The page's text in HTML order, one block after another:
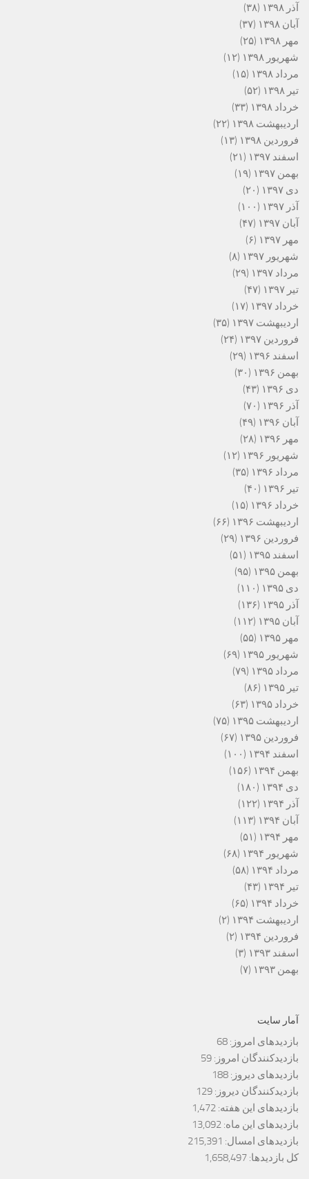
آذر ۱۳۹۸
(۳۸)
آبان ۱۳۹۸
(۳۷)
مهر ۱۳۹۸
(۲۵)
شهریور ۱۳۹۸
(۱۲)
مرداد ۱۳۹۸
(۱۵)
تیر ۱۳۹۸
(۵۲)
خرداد ۱۳۹۸
(۳۳)
اردیبهشت ۱۳۹۸
(۲۲)
فروردین ۱۳۹۸
(۱۳)
اسفند ۱۳۹۷
(۲۱)
بهمن ۱۳۹۷
(۱۹)
دی ۱۳۹۷
(۲۰)
آذر ۱۳۹۷
(۱۰۰)
آبان ۱۳۹۷
(۴۷)
مهر ۱۳۹۷
(۶)
شهریور ۱۳۹۷
(۸)
مرداد ۱۳۹۷
(۲۹)
تیر ۱۳۹۷
(۴۷)
خرداد ۱۳۹۷
(۱۷)
اردیبهشت ۱۳۹۷
(۳۵)
فروردین ۱۳۹۷
(۲۴)
اسفند ۱۳۹۶
(۲۹)
بهمن ۱۳۹۶
(۳۰)
دی ۱۳۹۶
(۴۳)
آذر ۱۳۹۶
(۷۰)
آبان ۱۳۹۶
(۴۹)
مهر ۱۳۹۶
(۲۸)
شهریور ۱۳۹۶
(۱۲)
مرداد ۱۳۹۶
(۳۵)
تیر ۱۳۹۶
(۴۰)
خرداد ۱۳۹۶
(۱۵)
اردیبهشت ۱۳۹۶
(۶۶)
فروردین ۱۳۹۶
(۲۹)
اسفند ۱۳۹۵
(۵۱)
بهمن ۱۳۹۵
(۹۵)
دی ۱۳۹۵
(۱۱۰)
آذر ۱۳۹۵
(۱۳۶)
آبان ۱۳۹۵
(۱۱۲)
مهر ۱۳۹۵
(۵۵)
شهریور ۱۳۹۵
(۶۹)
مرداد ۱۳۹۵
(۷۹)
تیر ۱۳۹۵
(۸۶)
خرداد ۱۳۹۵
(۶۳)
اردیبهشت ۱۳۹۵
(۷۵)
فروردین ۱۳۹۵
(۶۷)
اسفند ۱۳۹۴
(۱۰۰)
بهمن ۱۳۹۴
(۱۵۶)
دی ۱۳۹۴
(۱۸۰)
آذر ۱۳۹۴
(۱۲۲)
آبان ۱۳۹۴
(۱۱۳)
مهر ۱۳۹۴
(۵۱)
شهریور ۱۳۹۴
(۶۸)
مرداد ۱۳۹۴
(۵۸)
تیر ۱۳۹۴
(۴۳)
خرداد ۱۳۹۴
(۶۵)
اردیبهشت ۱۳۹۴
(۲)
فروردین ۱۳۹۴
(۲)
اسفند ۱۳۹۳
(۳)
بهمن ۱۳۹۳
(۷)
آمار سایت
بازدیدهای امروز: 68
بازدیدکنندگان امروز: 59
بازدیدهای دیروز: 188
بازدیدکنندگان دیروز: 129
بازدیدهای این هفته: 1,472
بازدیدهای این ماه: 13,092
بازدیدهای امسال: 215,391
کل بازدیدها: 1,658,497